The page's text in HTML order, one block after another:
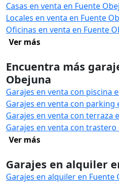
Casas en venta en Fuente
Locales en venta en Fuente
Oficinas en venta en Fuente
Ver más
Encuentra más
Obejuna
Garajes en venta con piscina
Garajes en venta con parking
Garajes en venta con terraza
Garajes en venta con
Ver más
Garajes en alquiler
Garajes en alquiler en Fuente